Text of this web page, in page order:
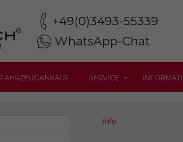
+49(0)3493-55339
WhatsApp-Chat
FAHRZEUGANKAUF SERVICE
info